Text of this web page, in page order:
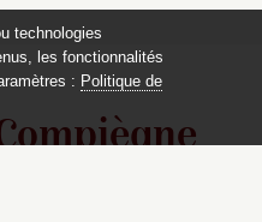
technologies
les fonctionnalités
: Politique de